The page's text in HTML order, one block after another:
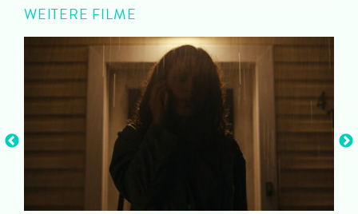
WEITERE FILME